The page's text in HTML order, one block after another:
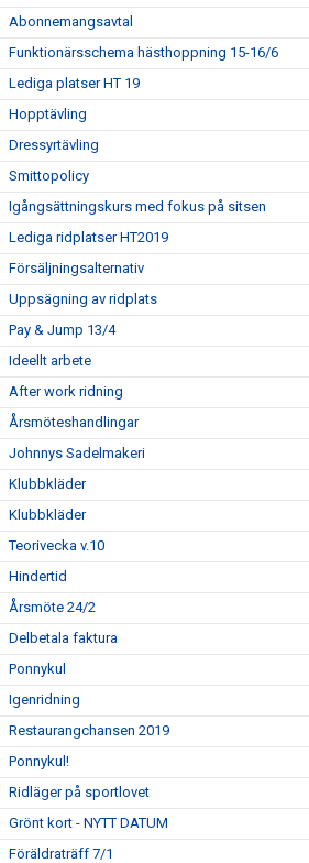
Abonnemangsavtal
Funktionärsschema hästhoppning 15-16/6
Lediga platser HT 19
Hopptävling
Dressyrtävling
Smittopolicy
Igångsättningskurs med fokus på sitsen
Lediga ridplatser HT2019
Försäljningsalternativ
Uppsägning av ridplats
Pay & Jump 13/4
Ideellt arbete
After work ridning
Årsmöteshandlingar
Johnnys Sadelmakeri
Klubbkläder
Klubbkläder
Teorivecka v.10
Hindertid
Årsmöte 24/2
Delbetala faktura
Ponnykul
Igenridning
Restaurangchansen 2019
Ponnykul!
Ridläger på sportlovet
Grönt kort - NYTT DATUM
Föräldraträff 7/1